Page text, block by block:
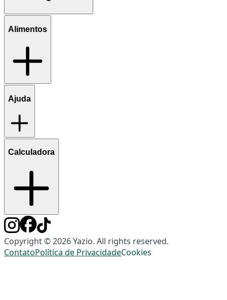
Alimentos
Ajuda
Calculadora
Copyright © 2026 Yazio. All rights reserved.
ContatoPolítica de PrivacidadeCookies